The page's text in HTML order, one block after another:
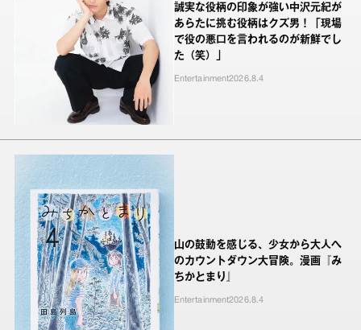
誠実な役柄の印象が強い中沢元紀が
あらたに挑む役柄はクズ男！「現場
で役の悪口を言われるのが新鮮でし
た（笑）」
Entertainment2026.8.4
山の鼓動を感じる、少女から大人へ
のカウントダウン大冒険。漫画『み
ちかとまり』
Entertainment2026.8.4